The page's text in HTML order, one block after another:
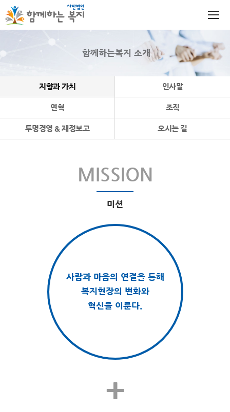
함께하는복지 소개
지향과 가치 인사말
연혁 조직
투명경영 & 재정보고 오시는 길
MISSION
미션
사람과 마음의 연결을 통해
복지현장의 변화와
혁신을 이룬다.
+